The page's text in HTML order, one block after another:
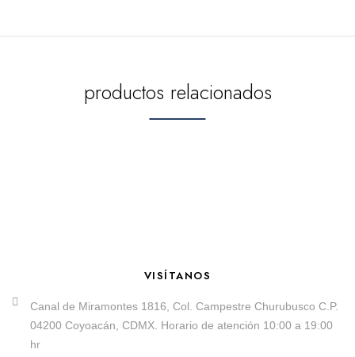
productos relacionados
VISÍTANOS
Canal de Miramontes 1816, Col. Campestre Churubusco C.P.
04200 Coyoacán, CDMX. Horario de atención 10:00 a 19:00
hr